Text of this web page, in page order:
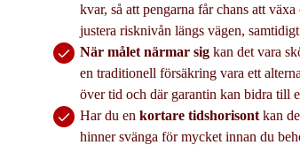
kvar, så att pengarna får chans att
justera risknivån längs vägen,
När målet närmar sig kan det vara
en traditionell försäkring vara ett
över tid och där garantin kan bidra till
Har du en kortare tidshorisont kan
hinner svänga för mycket innan du